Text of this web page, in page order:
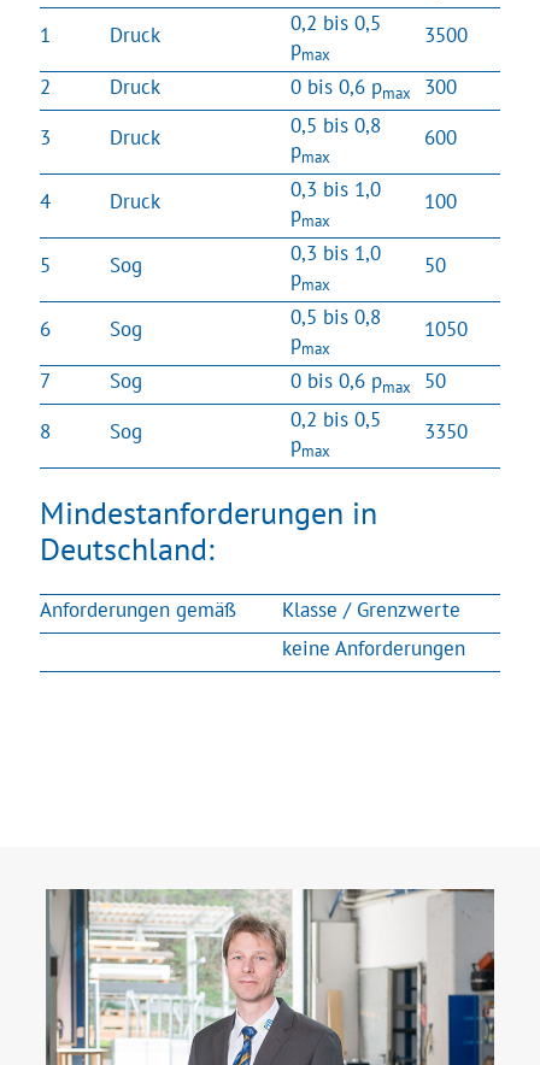
1
Druck
0,2 bis 0,5
pmax
3500
2
Druck 0 bis 0,6 pmax
300
3
Druck
0,5 bis 0,8
pmax
600
4 Druck
0,3 bis 1,0
pmax
100
5 Sog
0,3 bis 1,0
pmax
50
6 Sog
0,5 bis 0,8
pmax
1050
7
Sog 0 bis 0,6 pmax
50
8
Sog
0,2 bis 0,5
pmax
3350
Mindestanforderungen in
Deutschland:
Anforderungen gemäß
Klasse / Grenzwerte
keine Anforderungen